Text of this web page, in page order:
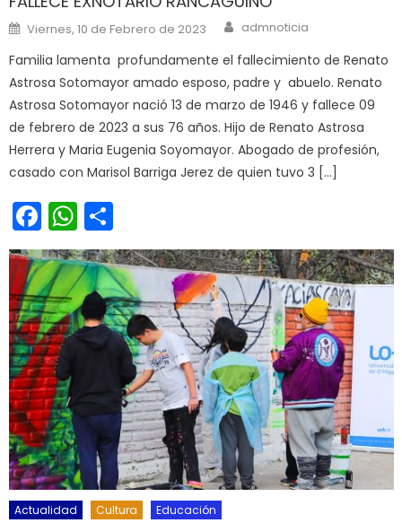
Posted on
Viernes, 10 de Febrero de 2023 Author
admnoticia
Familia lamenta profundamente el fallecimiento de Renato
Astrosa Sotomayor amado esposo, padre y abuelo. Renato
Astrosa Sotomayor nació 13 de marzo de 1946 y fallece 09
de febrero de 2023 a sus 76 años. Hijo de Renato Astrosa
Herrera y Maria Eugenia Soyomayor. Abogado de profesión,
casado con Marisol Barriga Jerez de quien tuvo 3 […]
Facebook
WhatsApp
Actualidad Cultura Educación